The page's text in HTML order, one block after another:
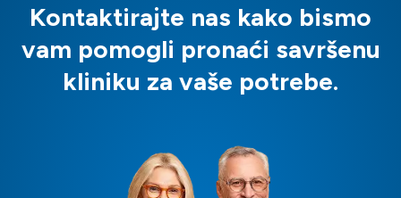
Kontaktirajte nas kako bismo
vam pomogli pronaći savršenu
kliniku za vaše potrebe.